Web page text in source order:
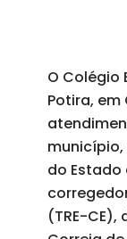
O Colégio
Potira,
do
(TRE-